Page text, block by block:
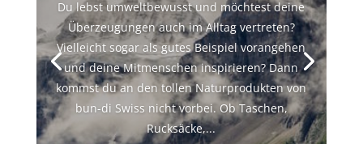
Im Zusammenhang mit waschbaren Papier
fallen immer wieder die Begriffe Snap-Pap
und Papyr. Viele Leute fragen sich was das
eigentlich ist und worin der Unterschied
besteht. Bei beiden Produkten handelt es sich
um ein veganes Papierleder – so viel sei schon
mal...